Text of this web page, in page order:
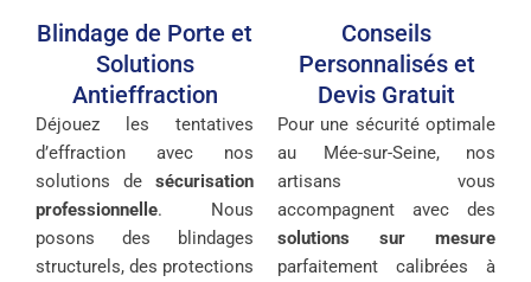
Blindage de Porte et
Solutions
Antieffraction
Déjouez les tentatives
d’effraction avec nos
solutions de sécurisation
professionnelle. Nous
posons des blindages
structurels, des protections
Conseils
Personnalisés et
Devis Gratuit
Pour une sécurité optimale
au Mée-sur-Seine, nos
artisans vous
accompagnent avec des
solutions sur mesure
parfaitement calibrées à